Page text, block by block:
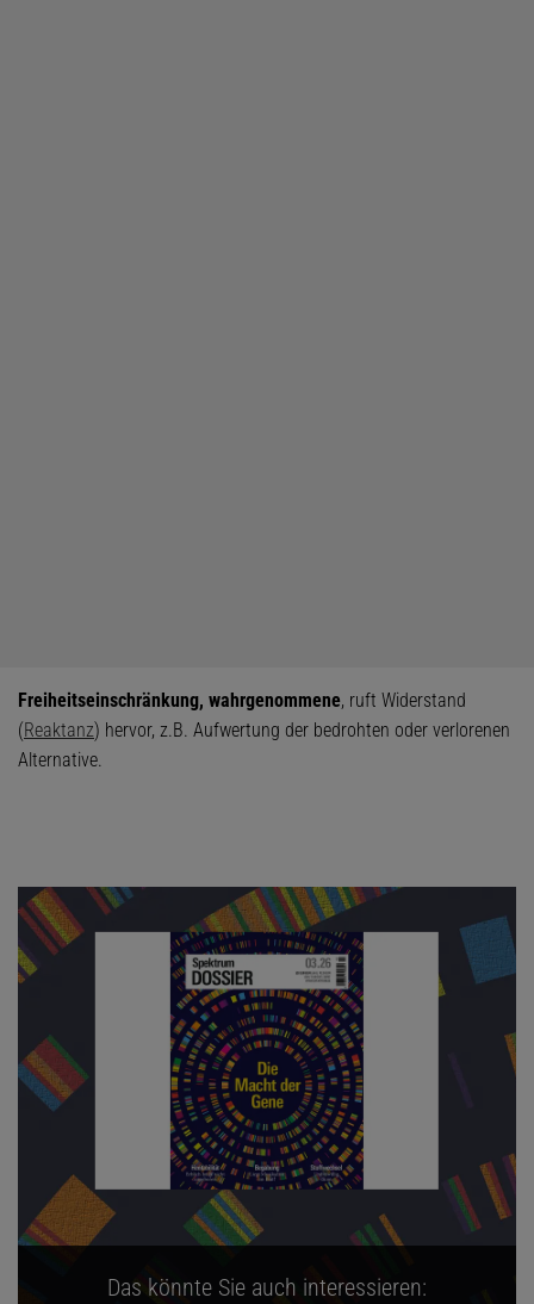
Freiheitseinschränkung, wahrgenommene, ruft Widerstand
(Reaktanz) hervor, z.B. Aufwertung der bedrohten oder verlorenen
Alternative.
Das könnte Sie auch interessieren: